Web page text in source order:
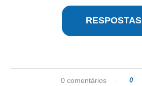
RESPOSTAS
0 comentários 0